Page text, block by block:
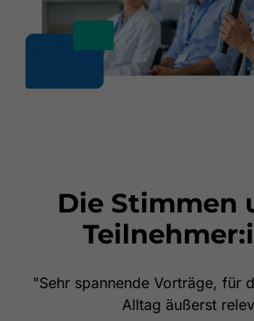
Die Stimmen
"Sehr spannende Vorträge, für
Alltag äußerst